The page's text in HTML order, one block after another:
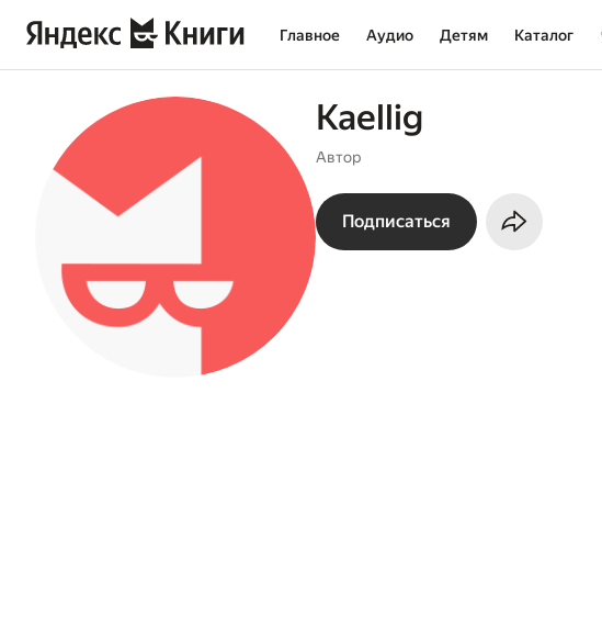
Главное Аудио Детям Каталог
Kaellig
Автор
Подписаться